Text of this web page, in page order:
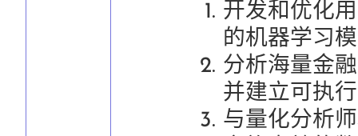
开发和优化
的机器学习
分析海量金
并建立可执
与量化分析